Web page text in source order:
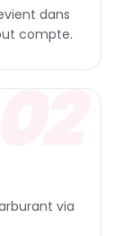
dans
compte.
via